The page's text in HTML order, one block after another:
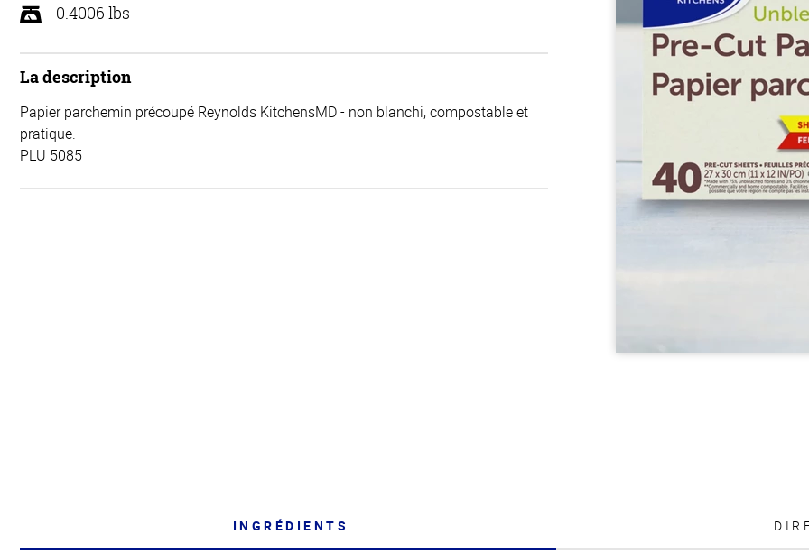
0.4006 lbs
La description
Papier parchemin précoupé Reynolds KitchensMD - non blanchi, compostable et
pratique.
PLU 5085
INGRÉDIENTS